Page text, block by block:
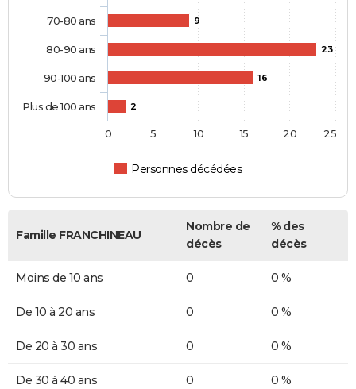
9
23
16
2
Personnes décédées
70-80 ans
80-90 ans
90-100 ans
Plus de 100 ans
0 5 10 15 20 25
Famille FRANCHINEAU
Nombre de
décès
% des
décès
Moins de 10 ans 0 0 %
De 10 à 20 ans 0 0 %
De 20 à 30 ans 0 0 %
De 30 à 40 ans 0 0 %